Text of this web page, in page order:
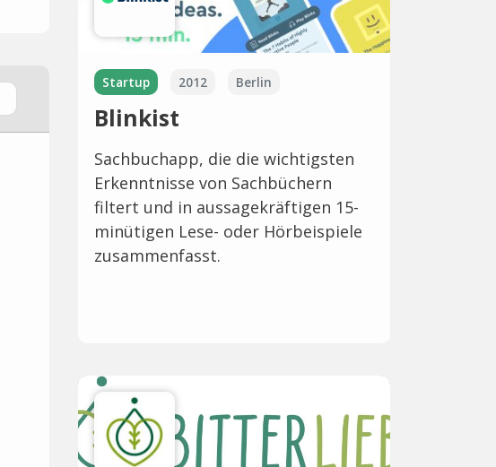
Startup 2012 Berlin
Blinkist
Sachbuchapp, die die wichtigsten
Erkenntnisse von Sachbüchern
filtert und in aussagekräftigen 15-
minütigen Lese- oder Hörbeispiele
zusammenfasst.